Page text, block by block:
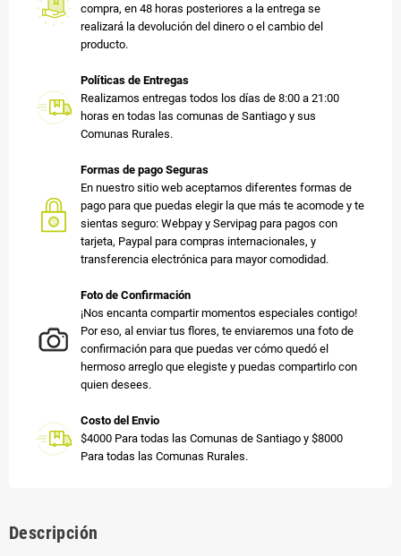
compra, en 48 horas posteriores a la entrega se
realizará la devolución del dinero o el cambio del
producto.
Políticas de Entregas
Realizamos entregas todos los días de 8:00 a 21:00
horas en todas las comunas de Santiago y sus
Comunas Rurales.
Formas de pago Seguras
En nuestro sitio web aceptamos diferentes formas de
pago para que puedas elegir la que más te acomode y te
sientas seguro: Webpay y Servipag para pagos con
tarjeta, Paypal para compras internacionales, y
transferencia electrónica para mayor comodidad.
Foto de Confirmación
¡Nos encanta compartir momentos especiales contigo!
Por eso, al enviar tus flores, te enviaremos una foto de
confirmación para que puedas ver cómo quedó el
hermoso arreglo que elegiste y puedas compartirlo con
quien desees.
Costo del Envio
$4000 Para todas las Comunas de Santiago y $8000
Para todas las Comunas Rurales.
Descripción